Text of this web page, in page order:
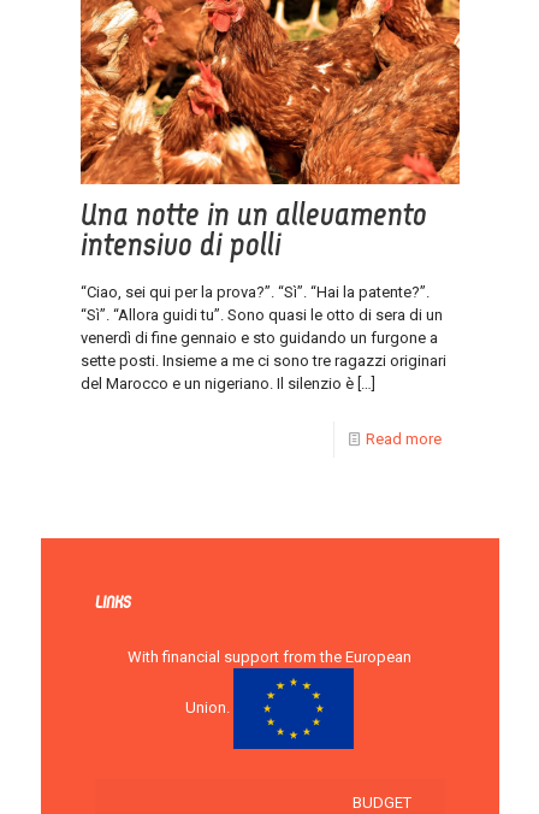
Una notte in un allevamento
intensivo di polli
“Ciao, sei qui per la prova?”. “Sì”. “Hai la patente?”.
“Sì”. “Allora guidi tu”. Sono quasi le otto di sera di un
venerdì di fine gennaio e sto guidando un furgone a
sette posti. Insieme a me ci sono tre ragazzi originari
del Marocco e un nigeriano. Il silenzio è[…]
Read more
LINKS
With financial support from the European
Union.
BUDGET